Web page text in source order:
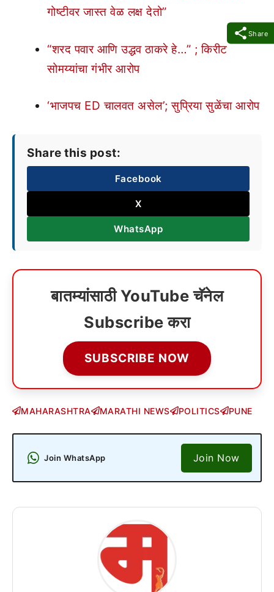
Share
गोष्टीवर जास्त वेळ लक्ष देतो”
“शरद पवार आणि उद्धव ठाकरे हे…” ; किरीट
सोमय्यांचा गंभीर आरोप
‘भाजपच ED चालवत असेल’; सुप्रिया सुळेंचा आरोप
Share this post:
Facebook
X
WhatsApp
बातम्यांसाठी YouTube चॅनेल
Subscribe करा
SUBSCRIBE NOW
MAHARASHTRA MARATHI NEWS POLITICS PUNE
Join WhatsApp Join Now